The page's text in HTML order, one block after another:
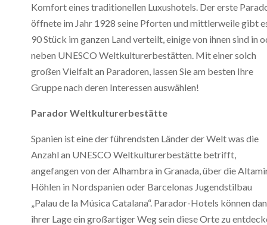
Komfort eines traditionellen Luxushotels. Der erste
öffnete im Jahr 1928 seine Pforten und mittlerweile gibt
90 Stück im ganzen Land verteilt, einige von ihnen sind in
neben UNESCO Weltkulturerbestätten. Mit einer solch
großen Vielfalt an Paradoren, lassen Sie am besten Ihre
Gruppe nach deren Interessen auswählen!
Parador Weltkulturerbestätte
Spanien ist eine der führendsten Länder der Welt was die
Anzahl an UNESCO Weltkulturerbestätte betrifft,
angefangen von der Alhambra in Granada, über die
Höhlen in Nordspanien oder Barcelonas Jugendstilbau
„Palau de la Música Catalana“. Parador-Hotels können
ihrer Lage ein großartiger Weg sein diese Orte zu